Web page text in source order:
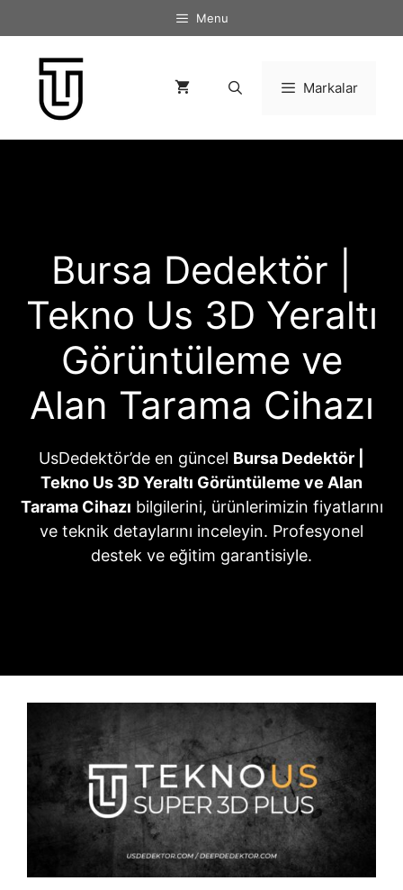
atla
Menu
Markalar
Bursa Dedektör |
Tekno Us 3D Yeraltı
Görüntüleme ve
Alan Tarama Cihazı
UsDedektör’de en güncel Bursa Dedektör |
Tekno Us 3D Yeraltı Görüntüleme ve Alan
Tarama Cihazı bilgilerini, ürünlerimizin fiyatlarını
ve teknik detaylarını inceleyin. Profesyonel
destek ve eğitim garantisiyle.